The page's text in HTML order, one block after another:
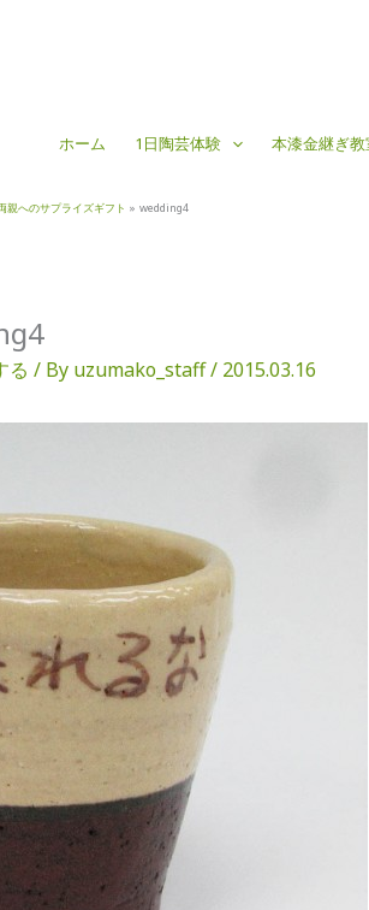
ホーム 1日陶芸体験 本漆金継ぎ教
親へのサプライズギフト wedding4
る / By uzumako_staff/ 2015.03.16